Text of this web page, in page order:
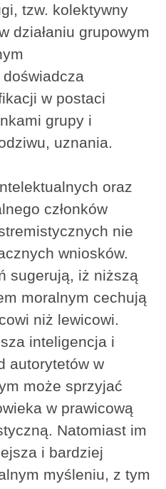
tzw. kolektywny
działaniu grupowym
w postaci
grupy i
uznania.
oraz
członków
nie
wniosków.
sugerują, iż niższą
moralnym cechują
niż lewicowi.
inteligencja i
autorytetów w
może sprzyjać
w prawicową
Natomiast im
i bardziej
myśleniu, z tym